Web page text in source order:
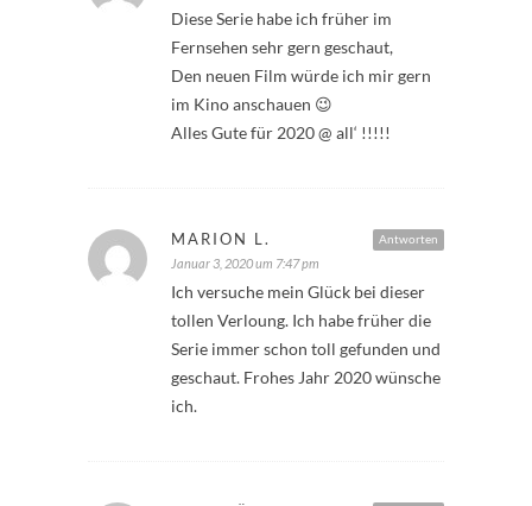
Diese Serie habe ich früher im
Fernsehen sehr gern geschaut,
Den neuen Film würde ich mir gern
im Kino anschauen 😉
Alles Gute für 2020 @ all‘ !!!!!
Antworten
MARION L.
Januar 3, 2020 um 7:47 pm
Ich versuche mein Glück bei dieser
tollen Verloung. Ich habe früher die
Serie immer schon toll gefunden und
geschaut. Frohes Jahr 2020 wünsche
ich.